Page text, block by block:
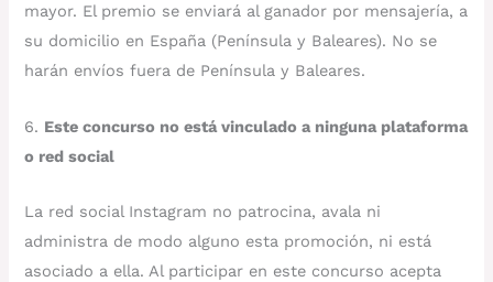
mayor. El premio se enviará al ganador por mensajería, a
su domicilio en España (Península y Baleares). No se
harán envíos fuera de Península y Baleares.
6. Este concurso no está vinculado a ninguna plataforma
o red social
La red social Instagram no patrocina, avala ni
administra de modo alguno esta promoción, ni está
asociado a ella. Al participar en este concurso acepta